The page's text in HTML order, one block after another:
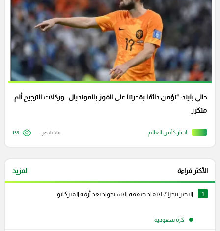
اخبار كأس العالم
دالي بليند: “نؤمن دائمًا بقدرتنا على الفوز بالمونديال.. وركلات الترجيح ألم
متكرر
منذ شهر 139
الأكثر قراءة المزيد
1 النصر يتحرك لإنقاذ صفقة الاستحواذ بعد أزمة الميركاتو
كرة سعودية